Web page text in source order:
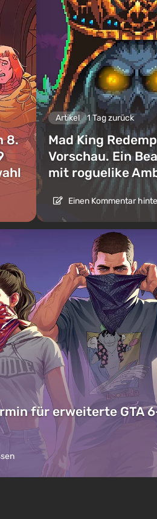
8.
Artikel 1 Tag zurück
Mad King
Vorschau. Ein
mit roguelike
Einen Kommentar
für erweiterte GTA